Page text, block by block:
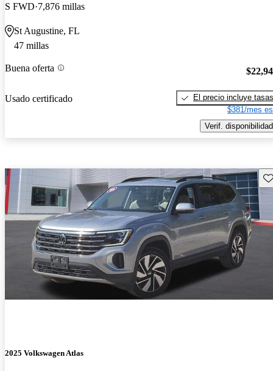
S FWD 7,876 millas
St Augustine, FL
47 millas
Buena oferta
Usado certificado
El precio incluye tasas
$381/mes
Verif. disponibilidad
2025 Volkswagen Atlas